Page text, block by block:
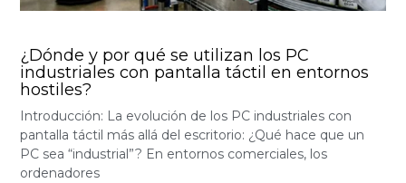
¿Dónde y por qué se utilizan los PC
industriales con pantalla táctil en entornos
hostiles?
Introducción: La evolución de los PC industriales con
pantalla táctil más allá del escritorio: ¿Qué hace que un
PC sea “industrial”? En entornos comerciales, los
ordenadores